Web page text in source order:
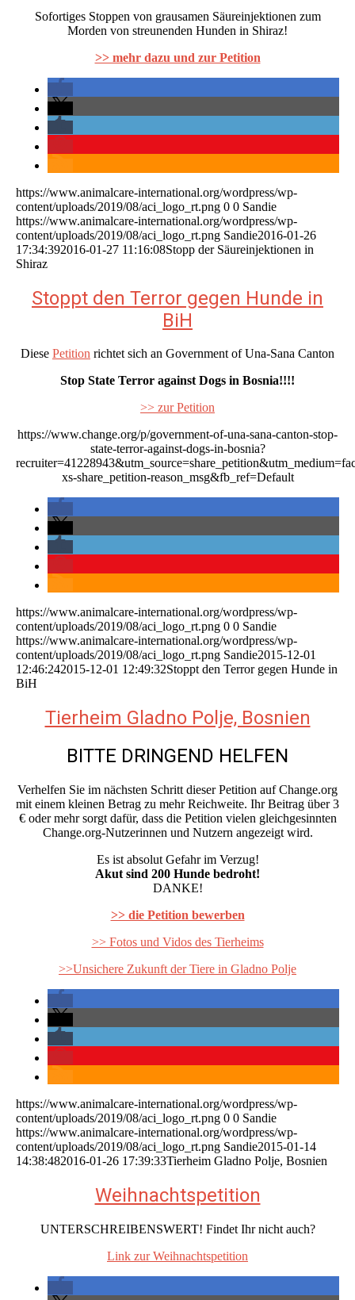
Sofortiges Stoppen von grausamen Säureinjektionen zum
Morden von streunenden Hunden in Shiraz!
>> mehr dazu und zur Petition
https://www.animalcare-international.org/wordpress/wp-
content/uploads/2019/08/aci_logo_rt.png 0 0 Sandie
https://www.animalcare-international.org/wordpress/wp-
content/uploads/2019/08/aci_logo_rt.png Sandie2016-01-26
17:34:392016-01-27 11:16:08Stopp der Säureinjektionen in
Shiraz
Stoppt den Terror gegen Hunde in
BiH
Diese Petition richtet sich an Government of Una-Sana Canton
Stop State Terror against Dogs in Bosnia!!!!
>> zur Petition
https://www.change.org/p/government-of-una-sana-canton-stop-
state-terror-against-dogs-in-bosnia?
xs-share_petition-reason_msg&fb_ref=Default
https://www.animalcare-international.org/wordpress/wp-
content/uploads/2019/08/aci_logo_rt.png 0 0 Sandie
https://www.animalcare-international.org/wordpress/wp-
content/uploads/2019/08/aci_logo_rt.png Sandie2015-12-01
12:46:242015-12-01 12:49:32Stoppt den Terror gegen Hunde in
BiH
Tierheim Gladno Polje, Bosnien
BITTE DRINGEND HELFEN
Verhelfen Sie im nächsten Schritt dieser Petition auf Change.org
mit einem kleinen Betrag zu mehr Reichweite. Ihr Beitrag über 3
€ oder mehr sorgt dafür, dass die Petition vielen gleichgesinnten
Change.org-Nutzerinnen und Nutzern angezeigt wird.
Es ist absolut Gefahr im Verzug!
Akut sind 200 Hunde bedroht!
DANKE!
>> die Petition bewerben
>> Fotos und Vidos des Tierheims
>>Unsichere Zukunft der Tiere in Gladno Polje
https://www.animalcare-international.org/wordpress/wp-
content/uploads/2019/08/aci_logo_rt.png 0 0 Sandie
https://www.animalcare-international.org/wordpress/wp-
content/uploads/2019/08/aci_logo_rt.png Sandie2015-01-14
14:38:482016-01-26 17:39:33Tierheim Gladno Polje, Bosnien
Weihnachtspetition
UNTERSCHREIBENSWERT! Findet Ihr nicht auch?
Link zur Weihnachtspetition